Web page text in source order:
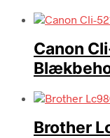
Canon
Brother